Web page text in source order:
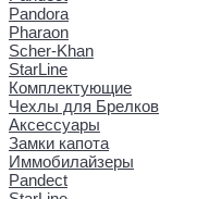
Pandora
Pharaon
Scher-Khan
StarLine
Комплектующие
Чехлы для Брелков
Аксессуары
Замки капота
Иммобилайзеры
Pandect